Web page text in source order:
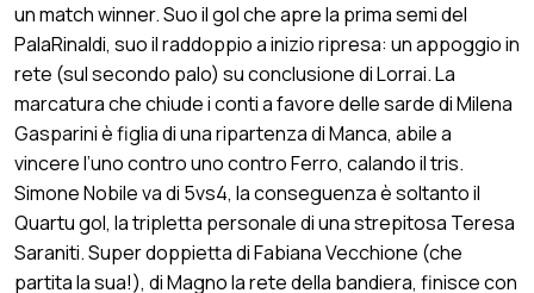
un match winner. Suo il gol che apre la prima semi del
PalaRinaldi, suo il raddoppio a inizio ripresa: un appoggio in
rete (sul secondo palo) su conclusione di Lorrai. La
marcatura che chiude i conti a favore delle sarde di Milena
Gasparini è figlia di una ripartenza di Manca, abile a
vincere l’uno contro uno contro Ferro, calando il tris.
Simone Nobile va di 5vs4, la conseguenza è soltanto il
Quartu gol, la tripletta personale di una strepitosa Teresa
Saraniti. Super doppietta di Fabiana Vecchione (che
partita la sua!), di Magno la rete della bandiera, finisce con